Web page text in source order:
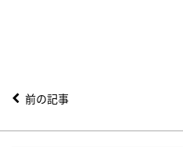
前の記事